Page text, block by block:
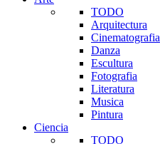
TODO
Arquitectura
Cinematografia
Danza
Escultura
Fotografia
Literatura
Musica
Pintura
Ciencia
TODO